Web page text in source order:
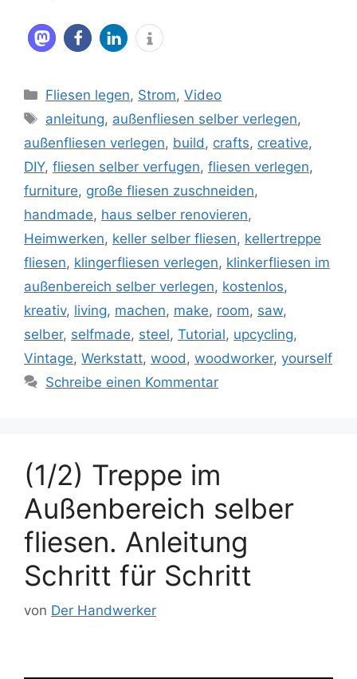
Kategorien
Fliesen legen, Strom,Video
Schlagwörter
anleitung, außenfliesen selber verlegen,
außenfliesen verlegen, build , crafts, creative,
DIY, fliesen selber verfugen, fliesen verlegen,
furniture, große fliesen zuschneiden,
handmade, haus selber renovieren,
Heimwerken, keller selber fliesen, kellertreppe
fliesen, klingerfliesen verlegen, klinkerfliesen im
außenbereich selber verlegen, kostenlos,
kreativ, living, machen, make, room, saw,
selber, selfmade, steel, Tutorial, upcycling,
Vintage, Werkstatt, wood , woodworker, yourself
Schreibe einen Kommentar
(1/2) Treppe im
Außenbereich selber
fliesen. Anleitung
Schritt für Schritt
von Der Handwerker